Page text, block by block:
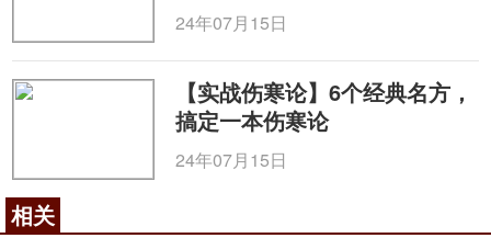
24年07月15日
【实战伤寒论】6个经典名方，
搞定一本伤寒论
24年07月15日
相关